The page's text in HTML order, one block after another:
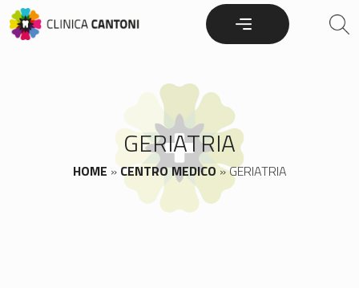
Skip
to
GERIATRIA
HOME »CENTRO MEDICO»GERIATRIA